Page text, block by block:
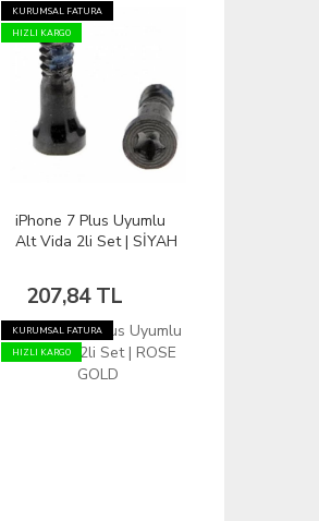
KURUMSAL FATURA
HIZLI KARGO
iPhone 7 Plus Uyumlu
Alt Vida 2li Set | SİYAH
207,84 TL
KURUMSAL FATURA
HIZLI KARGO